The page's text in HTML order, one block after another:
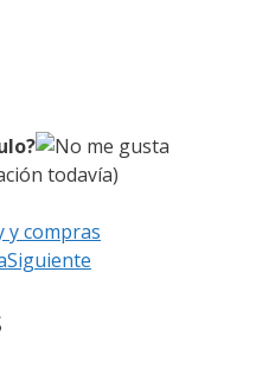
todavía)
y compras
Siguiente